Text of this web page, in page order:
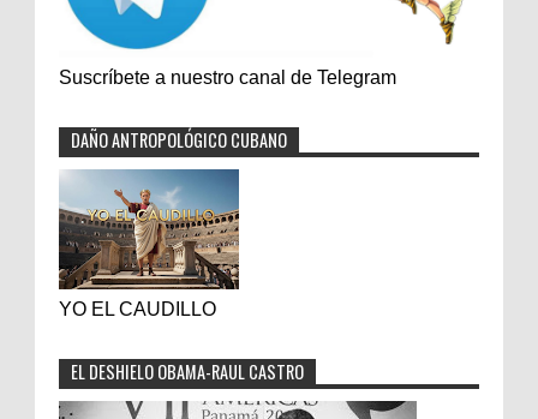
Suscríbete a nuestro canal de Telegram
DAÑO ANTROPOLÓGICO CUBANO
YO EL CAUDILLO
EL DESHIELO OBAMA-RAUL CASTRO